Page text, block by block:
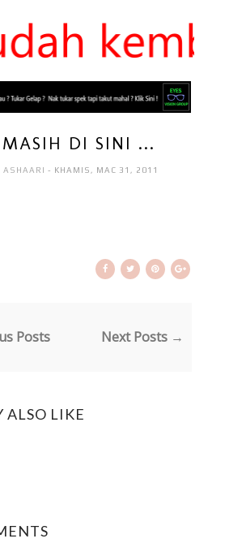
MASIH DI SINI ...
ASHAARI- KHAMIS, MAC 31, 2011
Posts Next Posts →
ALSO LIKE